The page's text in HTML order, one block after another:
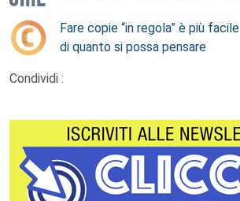
Fare copie “in regola” è più facile
di quanto si possa pensare
Condividi :